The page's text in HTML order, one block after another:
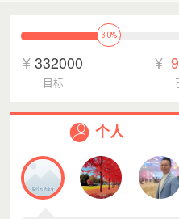
30%
¥332000
目标
¥
个人